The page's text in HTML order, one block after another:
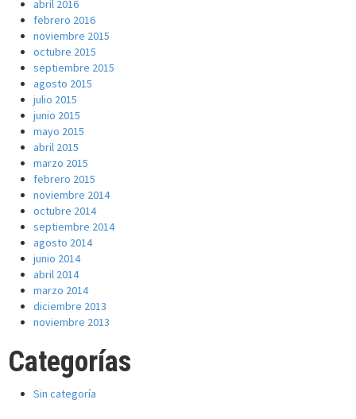
abril 2016
febrero 2016
noviembre 2015
octubre 2015
septiembre 2015
agosto 2015
julio 2015
junio 2015
mayo 2015
abril 2015
marzo 2015
febrero 2015
noviembre 2014
octubre 2014
septiembre 2014
agosto 2014
junio 2014
abril 2014
marzo 2014
diciembre 2013
noviembre 2013
Categorías
Sin categoría